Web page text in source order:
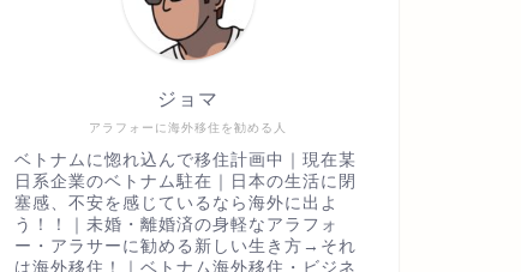
アラフォーに海外移住を勧める人
ジョマ
ベトナムに惚れ込んで移住計画中｜現在某
日系企業のベトナム駐在｜日本の生活に閉
塞感、不安を感じているなら海外に出よ
う！！｜未婚・離婚済の身軽なアラフォ
ー・アラサーに勧める新しい生き方→それ
は海外移住！｜ベトナム海外移住・ビジネ